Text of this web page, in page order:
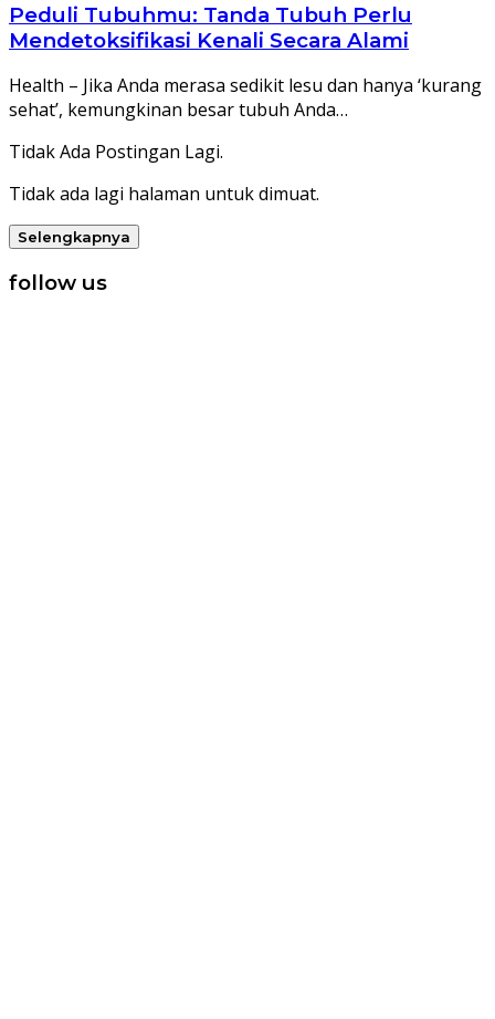
Peduli Tubuhmu: Tanda Tubuh Perlu
Mendetoksifikasi Kenali Secara Alami
Health – Jika Anda merasa sedikit lesu dan hanya ‘kurang
sehat’, kemungkinan besar tubuh Anda…
Tidak Ada Postingan Lagi.
Tidak ada lagi halaman untuk dimuat.
Selengkapnya
follow us